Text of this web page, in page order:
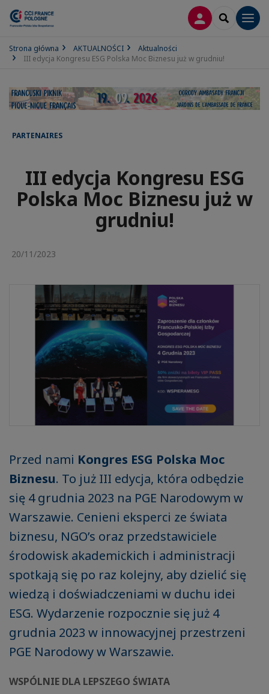
LOGOWANIE
SEARCH
Strona główna AKTUALNOŚCI
Aktualności
III edycja Kongresu ESG Polska Moc Biznesu już w grudniu!
PARTENAIRES
III edycja Kongresu ESG
Polska Moc Biznesu już w
grudniu!
20/11/2023
Przed nami Kongres ESG Polska Moc
Biznesu. To już III edycja, która odbędzie
się 4 grudnia 2023 na PGE Narodowym w
Warszawie. Cenieni eksperci ze świata
biznesu, NGO’s oraz przedstawiciele
środowisk akademickich i administracji
spotkają się po raz kolejny, aby dzielić się
wiedzą i doświadczeniami w duchu idei
ESG. Wydarzenie rozpocznie się już 4
grudnia 2023 w innowacyjnej przestrzeni
PGE Narodowy w Warszawie.
WSPÓLNIE DLA LEPSZEGO ŚWIATA